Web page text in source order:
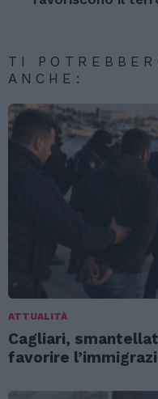
TI
ANCHE:
ATTUALITÀ
Cagliari,
favorire